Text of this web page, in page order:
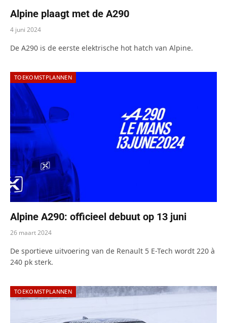
Alpine plaagt met de A290
4 juni 2024
De A290 is de eerste elektrische hot hatch van Alpine.
TOEKOMSTPLANNEN
Alpine A290: officieel debuut op 13 juni
26 maart 2024
De sportieve uitvoering van de Renault 5 E-Tech wordt 220 à
240 pk sterk.
TOEKOMSTPLANNEN